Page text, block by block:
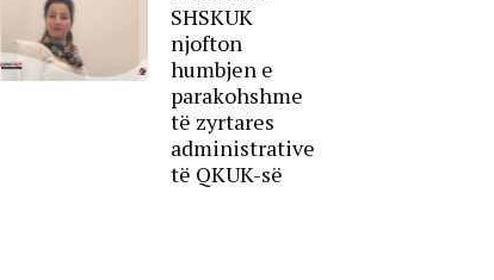
SHSKUK
njofton
humbjen e
parakohshme
të zyrtares
administrative
të QKUK-së